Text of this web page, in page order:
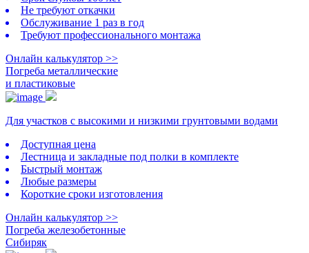
Не требуют откачки
Обслуживание 1 раз в год
Требуют профессионального монтажа
Онлайн калькулятор >>
Погреба металлические
и пластиковые
Для участков с высокими и низкими грунтовыми водами
Доступная цена
Лестница и закладные под полки в комплекте
Быстрый монтаж
Любые размеры
Короткие сроки изготовления
Онлайн калькулятор >>
Погреба железобетонные
Сибиряк